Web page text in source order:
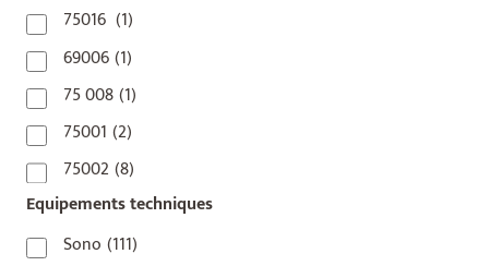
75016 (1)
69006(1)
75 008(1)
75001 (2)
75002 (8)
75003(1)
75004(2)
Equipements techniques
Sono (111)